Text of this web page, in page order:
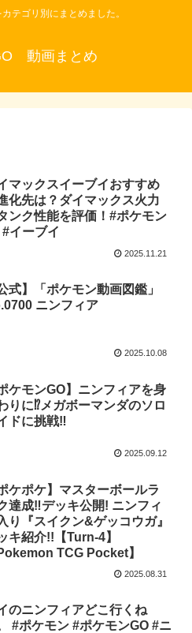
テゴリ別にまとめました。
動画まとめ
マックスイーブイおすすめ
化先は？ダイマックス火力
ンク性能を評価！#ポケモン
イーブイ
2025.11.21
式】「ポケモン動画図鑑」
ニンフィア
2025.10.08
ケモンGO】ニンフィアを身
りに⁉メガボーマンダのソロ
ドに挑戦‼
2025.09.12
ケポケ】マスターボールラ
達成‼️デッキ公開! ニンフィ
り『スイクン&ゲッコウガ』
キ紹介!!【Turn-4】
TCG Pocket】
2025.08.31
のニンフィアどこ行くね
#ポケモン #ポケモンGO #ニ